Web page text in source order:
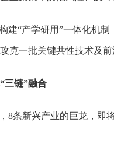
建“产学研用”一体化机
克一批关键共性技术及前
三链”融合
8条新兴产业的巨龙，即